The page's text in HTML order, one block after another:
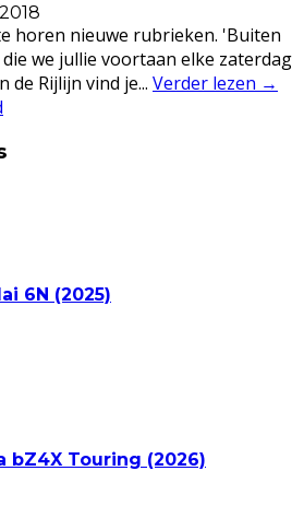
horen nieuwe rubrieken. 'Buiten
we jullie voortaan elke zaterdag
de Rijlijn vind je... Verder lezen →
6N (2025)
bZ4X Touring (2026)